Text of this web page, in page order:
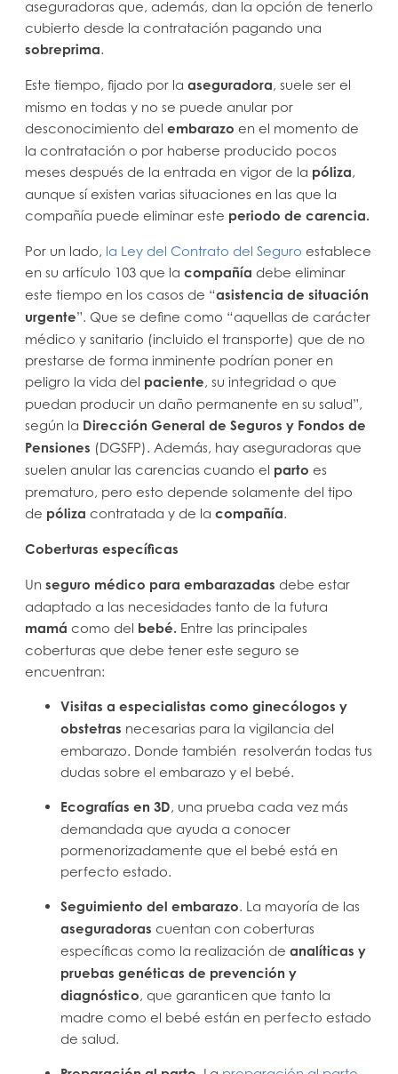
aseguradoras que, además, dan la opción de tenerlo
cubierto desde la contratación pagando una
sobreprima
Este tiempo, fijado por la aseguradora , suele ser el
mismo en todas y no se puede anular por
desconocimiento del embarazo en el momento de
la contratación o por haberse producido pocos
meses después de la entrada en vigor de la póliza
aunque sí existen varias situaciones en las que la
compañía puede eliminar este periodo de carencia.
Por un lado, la Ley del Contrato del Seguro establece
en su artículo 103 que la compañía debe eliminar
este tiempo en los casos de “asistencia de situación
urgente”. Que se define como “aquellas de carácter
médico y sanitario (incluido el transporte) que de no
prestarse de forma inminente podrían poner en
peligro la vida del paciente , su integridad o que
puedan producir un daño permanente en su salud”,
según la Dirección General de Seguros y Fondos de
Pensiones (DGSFP). Además, hay aseguradoras que
suelen anular las carencias cuando el parto es
prematuro, pero esto depende solamente del tipo
de póliza contratada y de la compañía
Coberturas específicas
Un seguro médico para embarazadas debe estar
adaptado a las necesidades tanto de la futura
mamá como del bebé. Entre las principales
coberturas que debe tener este seguro se
encuentran:
Visitas a especialistas como ginecólogos y
obstetras necesarias para la vigilancia del
embarazo. Donde también resolverán todas tus
dudas sobre el embarazo y el bebé.
Ecografías en 3D , una prueba cada vez más
demandada que ayuda a conocer
pormenorizadamente que el bebé está en
perfecto estado.
Seguimiento del embarazo . La mayoría de las
aseguradoras cuentan con coberturas
específicas como la realización de analíticas y
pruebas genéticas de prevención y
diagnóstico , que garanticen que tanto la
madre como el bebé están en perfecto estado
de salud.